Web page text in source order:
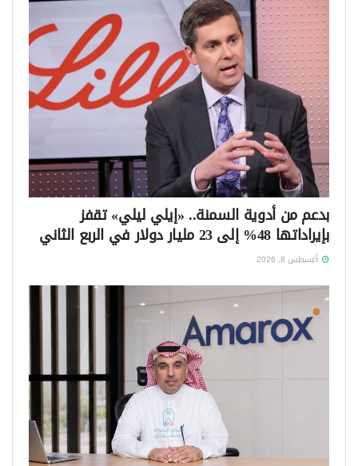
بدعم من أدوية السمنة.. «إيلي ليلي» تقفز
بإيراداتها 48% إلى 23 مليار دولار في الربع الثاني
أغسطس 8, 2026